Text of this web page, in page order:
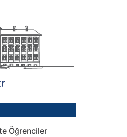
Öğrencileri